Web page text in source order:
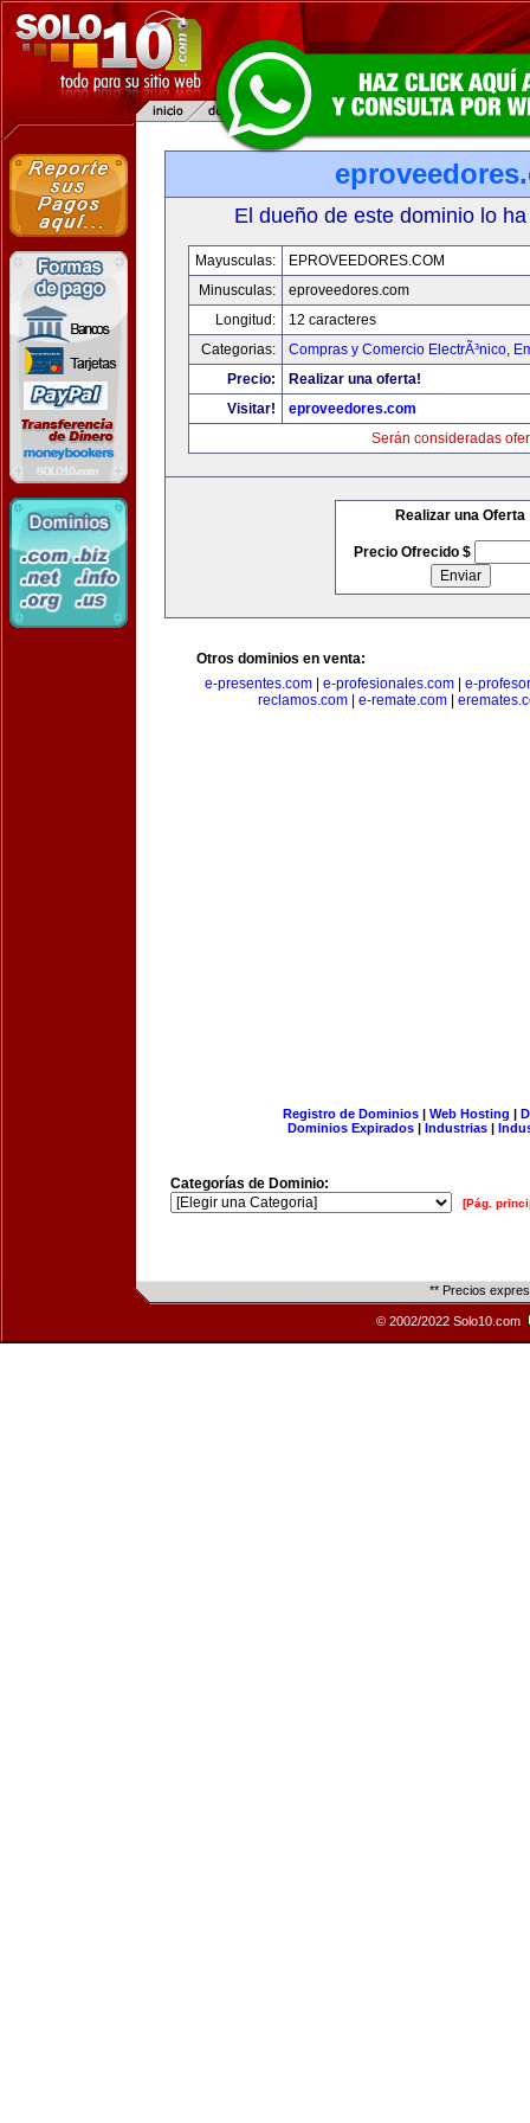
El dueño de este dominio lo
Mayusculas:
EPROVEEDORES.COM
Minusculas:
eproveedores.com
Longitud:
12 caracteres
Categorias:
Compras y Comercio ElectrÃ³nico,
Precio:
Realizar una oferta!
Visitar!
eproveedores.com
Serán consideradas
Realizar una Oferta
Precio Ofrecido $
Otros dominios en venta:
e-presentes.com
e-profesionales.com
e-
reclamos.com
e-remate.com
Registro de Dominios| Web Hosting |
Dominios Expirados | Industrias |
Categorías de Dominio:
[Pág.
** Precios
© 2002/2022 Solo10.com